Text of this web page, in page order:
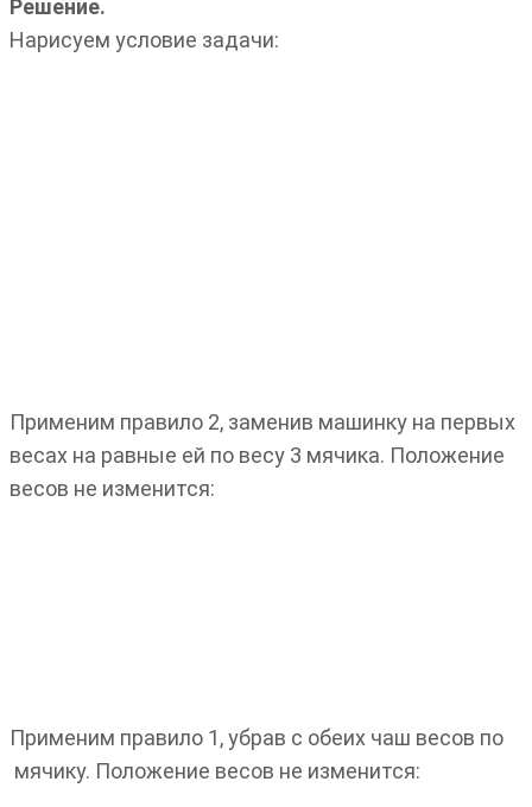
Решение.
Нарисуем условие задачи:
Применим правило 2, заменив машинку на первых
весах на равные ей по весу 3 мячика. Положение
весов не изменится:
Применим правило 1, убрав с обеих чаш весов по
мячику. Положение весов не изменится: